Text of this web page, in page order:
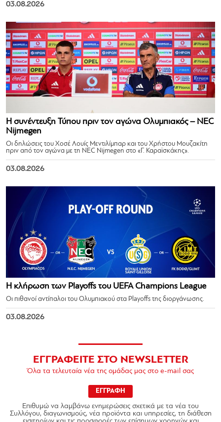
03.08.2026
Η συνέντευξη Τύπου πριν τον αγώνα Ολυμπιακός – NEC
Nijmegen
Οι δηλώσεις του Χοσέ Λουίς Μεντιλίμπαρ και του Χρήστου Μουζακίτη
πριν από τον αγώνα με τη NEC Nijmegen στο «Γ. Καραϊσκάκης».
03.08.2026
Η κλήρωση των Playoffs του UEFA Champions League
Οι πιθανοί αντίπαλοι του Ολυμπιακού στα Playoffs της διοργάνωσης.
03.08.2026
ΕΓΓΡΑΦΕΙΤΕ ΣΤΟ NEWSLETTER
Όλα τα τελευταία νέα της ομάδας μας στο e-mail σας
ΕΓΓΡΑΦΗ
Επιθυμώ να λαμβάνω ενημερώσεις σχετικά με τα νέα του
Συλλόγου, διαγωνισμούς, νέα προϊόντα και υπηρεσίες, τη διάθεση